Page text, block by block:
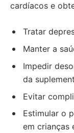
cardíacos e
Tratar
Manter a
Impedir
da
Evitar
Estimular o
em crianças